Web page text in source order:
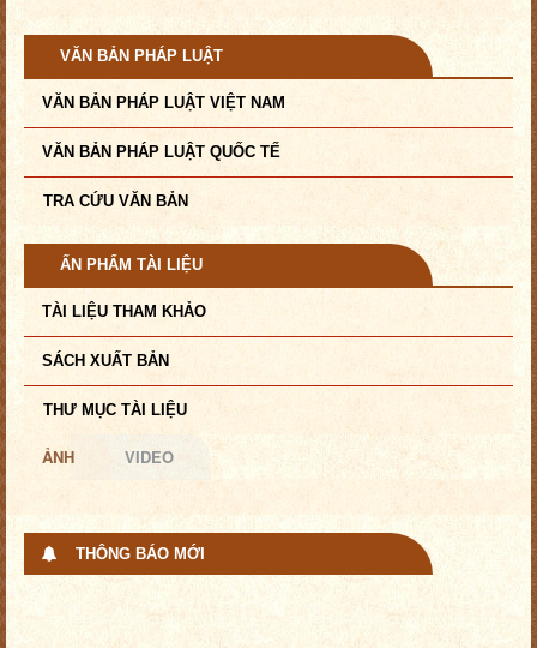
VĂN BẢN PHÁP LUẬT
VĂN BẢN PHÁP LUẬT VIỆT NAM
VĂN BẢN PHÁP LUẬT QUỐC TẾ
TRA CỨU VĂN BẢN
ẤN PHẨM TÀI LIỆU
TÀI LIỆU THAM KHẢO
SÁCH XUẤT BẢN
THƯ MỤC TÀI LIỆU
ẢNH VIDEO
THÔNG BÁO MỚI